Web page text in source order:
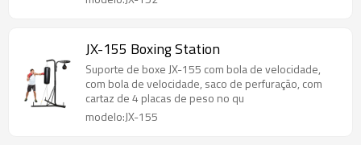
JX-155 Boxing Station
Suporte de boxe JX-155 com bola de velocidade,
com bola de velocidade, saco de perfuração, com
cartaz de 4 placas de peso no qu
modelo:JX-155